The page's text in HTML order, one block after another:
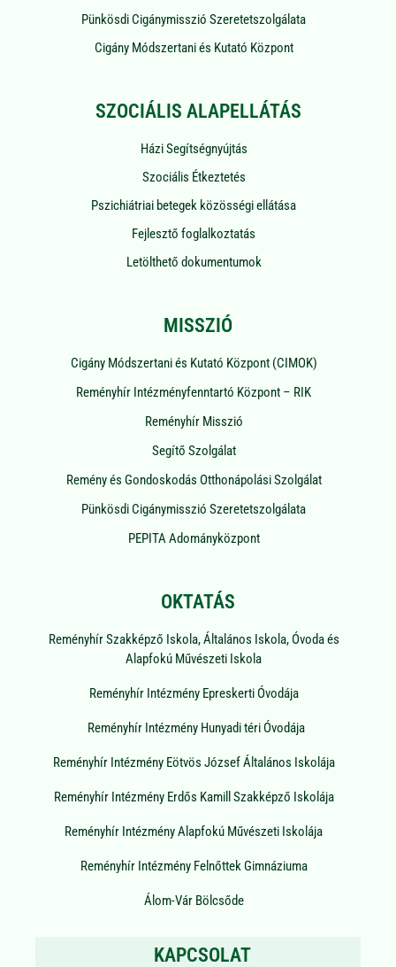
Pünkösdi Cigánymisszió Szeretetszolgálata
Cigány Módszertani és Kutató Központ
SZOCIÁLIS ALAPELLÁTÁS
Házi Segítségnyújtás
Szociális Étkeztetés
Pszichiátriai betegek közösségi ellátása
Fejlesztő foglalkoztatás
Letölthető dokumentumok
MISSZIÓ
Cigány Módszertani és Kutató Központ (CIMOK)
Reményhír Intézményfenntartó Központ – RIK
Reményhír Misszió
Segítő Szolgálat
Remény és Gondoskodás Otthonápolási Szolgálat
Pünkösdi Cigánymisszió Szeretetszolgálata
PEPITA Adományközpont
OKTATÁS
Reményhír Szakképző Iskola, Általános Iskola, Óvoda és
Alapfokú Művészeti Iskola
Reményhír Intézmény Epreskerti Óvodája
Reményhír Intézmény Hunyadi téri Óvodája
Reményhír Intézmény Eötvös József Általános Iskolája
Reményhír Intézmény Erdős Kamill Szakképző Iskolája
Reményhír Intézmény Alapfokú Művészeti Iskolája
Reményhír Intézmény Felnőttek Gimnáziuma
Álom-Vár Bölcsőde
KAPCSOLAT